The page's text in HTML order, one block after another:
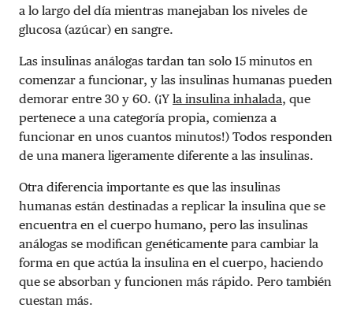
a lo largo del día mientras manejaban los niveles de
glucosa (azúcar) en sangre.
Las insulinas análogas tardan tan solo 15 minutos en
comenzar a funcionar, y las insulinas humanas pueden
demorar entre 30 y 60. (¡Y la insulina inhalada, que
pertenece a una categoría propia, comienza a
funcionar en unos cuantos minutos!) Todos responden
de una manera ligeramente diferente a las insulinas.
Otra diferencia importante es que las insulinas
humanas están destinadas a replicar la insulina que se
encuentra en el cuerpo humano, pero las insulinas
análogas se modifican genéticamente para cambiar la
forma en que actúa la insulina en el cuerpo, haciendo
que se absorban y funcionen más rápido. Pero también
cuestan más.